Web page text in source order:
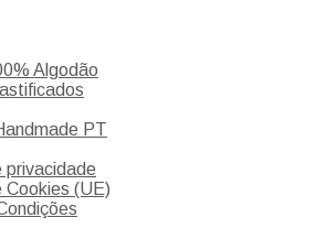
Algodão
PT
privacidade
Cookies (UE)